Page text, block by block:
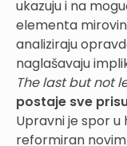
ukazuju i na
elementa
analiziraju
naglašavaju
The last but not
postaje sve
Upravni je spor
reformiran